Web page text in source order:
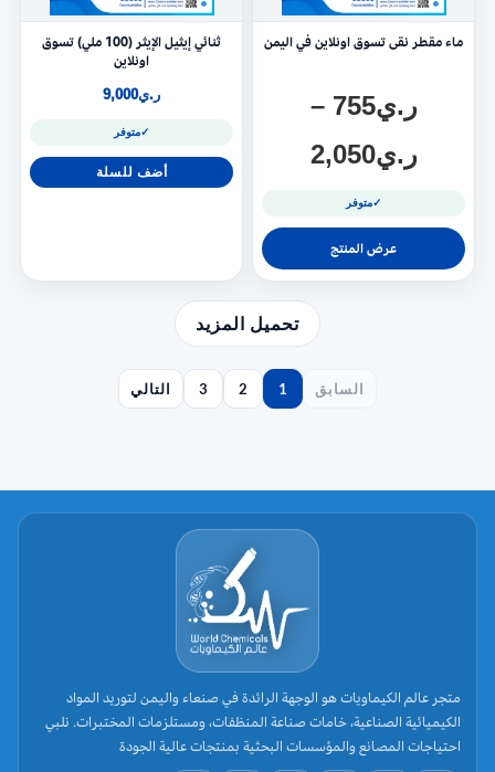
ماء مقطر نقى تسوق اونلاين في اليمن
ر.ي755
–
ر.ي2,050
✓متوفر
عرض المنتج
ثنائي إيثيل الإيثر (100 ملي) تسوق
اونلاين
ر.ي9,000
✓متوفر
أضف للسلة
تحميل المزيد
السابق 1
2
3 التالي
متجر عالم الكيماويات هو الوجهة الرائدة في صنعاء واليمن لتوريد المواد
الكيميائية الصناعية، خامات صناعة المنظفات، ومستلزمات المختبرات. نلبي
احتياجات المصانع والمؤسسات البحثية بمنتجات عالية الجودة